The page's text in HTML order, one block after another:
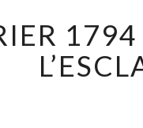
F
É
V